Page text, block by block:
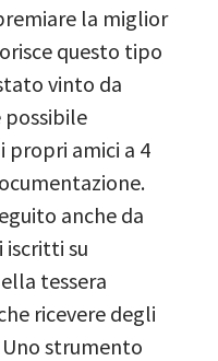
la miglior
questo tipo
vinto da
possibile
amici a 4
anche da
iscritti su
tessera
ricevere degli
strumento